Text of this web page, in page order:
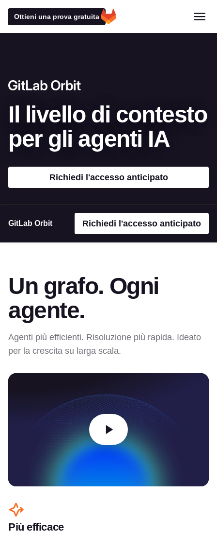
Ottieni una prova gratuita
Il livello di contesto
per gli agenti IA
Richiedi l'accesso anticipato
GitLab Orbit Richiedi l'accesso anticipato
Un grafo. Ogni
agente.
Agenti più efficienti. Risoluzione più rapida. Ideato
per la crescita su larga scala.
Più efficace